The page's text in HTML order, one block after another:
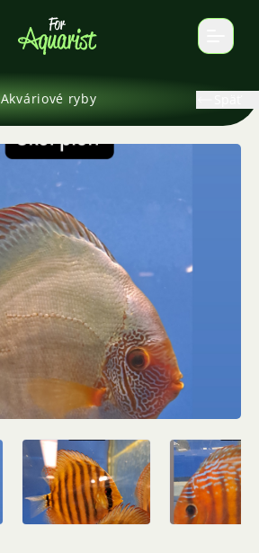
Akváriové ryby